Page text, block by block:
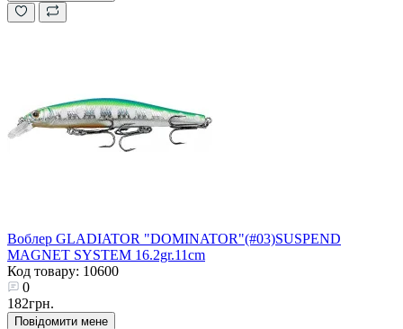
Воблер GLADIATOR "DOMINATOR"(#03)SUSPEND
MAGNET SYSTEM 16.2gr.11cm
Код товару: 10600
0
182грн.
Повідомити мене